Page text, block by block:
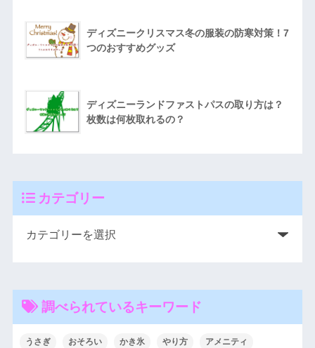
ディズニークリスマス冬の服装の防寒対策！7
つのおすすめグッズ
ディズニーランドファストパスの取り方は？
枚数は何枚取れるの？
カテゴリー
調べられているキーワード
うさぎ おそろい かき氷 やり方 アメニティ